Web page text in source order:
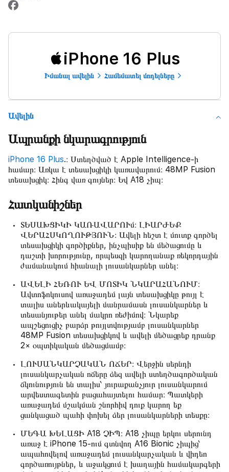
iPhone 16 Plus
Իմանալ ավելին Համեմատել մոդելները
Ավելին
Ապրանքի նկարագրություն
iPhone 16 Plus.։ Ստեղծված է Apple Intelligence-ի
համար։ Առկա է տեսախցիկի կառավարում։ 48MP Fusion
տեսախցիկ։ Հինգ վառ գույներ։ Եվ A18 չիպ։
Հատկանիշներ
ՏԵՍԱԽՑԻԿԻ ԿԱՌԱՎԱՐՈՒմ։ ԼԻԱՐԺԵՔ
ՎԵՐԱՀՍԿՈՂՈՒԹՅՈՒՆ։ Ավելի հեշտ է մուտք գործել
տեսախցիկի գործիքներ, ինչպիսիք են մեծացումը և
դաշտի խորությունը, որպեսզի կարողանաք ռեկորդային
ժամանակում հիանալի լուսանկարներ անել։
ԱՎԵԼԻ ՀԵՌՈՒ ԵՎ ՄՈՏԻԿ ՆԿԱՐԱՀԱՆՈՒՄ։
Ավտոֆոկուսով առաջադեմ լայն տեսախցիկը թույլ է
տալիս աներևակայելի մանրամասն լուսանկարներ և
տեսանյութեր անել մակրո ռեժիմով։ Նկարեք
ապշեցուցիչ բարձր թույլտվությամբ լուսանկարներ
48MP Fusion տեսախցիկով և ավելի մեծացրեք դրանք
2× օպտիկական մեծացմամբ։
ԼՈՒՍԱՆԿԱՐՉԱԿԱՆ ՈՃԵՐ։ Վերջին սերնդի
լուսանկարչական ոճերը ձեզ ավելի ստեղծագործական
ճկունություն են տալիս՝ յուրաքանչյուր լուսանկարում
արվեստագետին բացահայտելու համար։ Պատկերի
առաջադեմ մշակման շնորհիվ դուք կարող եք
ցանկացած պահի փոխել ձեր լուսանկարների տեսքը։
ՄԵԳԱ ԽԵԼԱՑԻ A18 ՉԻՊ։ A18 չիպը երկու սերունդ
առաջ է iPhone 15-ում գտնվող A16 Bionic չիպից՝
ապահովելով առաջադեմ լուսանկարչական և վիդեո
գործառույթներ, և աջակցում է խաղային համակարգերի